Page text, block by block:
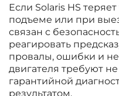
Если Solaris HS
подъеме или при
связан с
реагировать
провалы, ошибки и
двигателя требуют
гарантийной
результатом.